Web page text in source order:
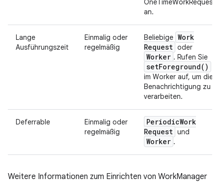
OneTimeWorkRequest
an.
Lange
Ausführungszeit
Einmalig oder
regelmäßig
Beliebige Work
Request oder
Worker . Rufen Sie
setForeground( )
im Worker auf, um die
Benachrichtigung zu
verarbeiten.
Deferrable
Einmalig oder
regelmäßig
PeriodicWork
Request und
Worker .
Weitere Informationen zum Einrichten von WorkManager